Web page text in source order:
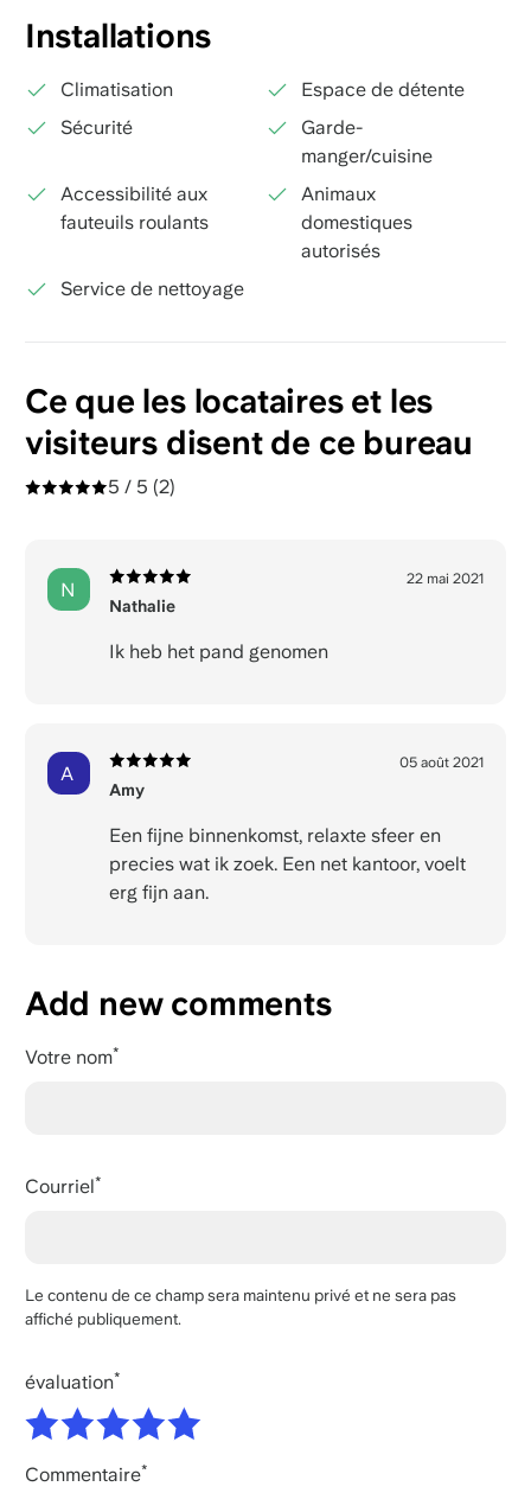
Installations
Climatisation
Espace de détente
Sécurité
Garde-
manger/cuisine
Accessibilité aux
fauteuils roulants
Animaux
domestiques
autorisés
Service de nettoyage
Ce que les locataires et les
visiteurs disent de ce bureau
5 / 5 (2)
N
Nathalie
22 mai 2021
Ik heb het pand genomen
A
Amy
05 août 2021
Een fijne binnenkomst, relaxte sfeer en
precies wat ik zoek. Een net kantoor, voelt
erg fijn aan.
Add new comments
Votre nom
Courriel
Le contenu de ce champ sera maintenu privé et ne sera pas
affiché publiquement.
évaluation
Commentaire